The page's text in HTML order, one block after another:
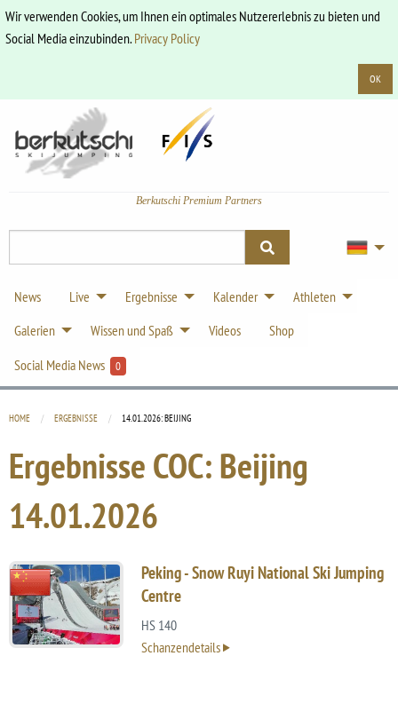
Wir verwenden Cookies, um Ihnen ein optimales Nutzererlebnis zu bieten und
Social Media einzubinden.Privacy Policy
OK
Berkutschi Premium Partners
News Live Ergebnisse Kalender
Athleten
Galerien
Wissen und Spaß Videos
Shop
Social Media News
0
HOME ERGEBNISSE CURRENT:
14.01.2026: BEIJING
Ergebnisse COC: Beijing
14.01.2026
Peking - Snow Ruyi National Ski Jumping
Centre
HS 140
Schanzendetails